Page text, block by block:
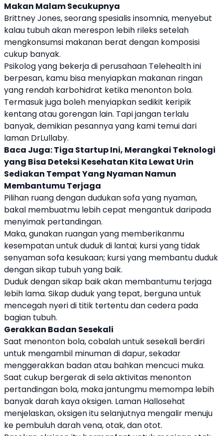
Makan Malam Secukupnya
Brittney Jones, seorang spesialis insomnia, menyebut
kalau tubuh akan merespon lebih rileks setelah
mengkonsumsi makanan berat dengan komposisi
cukup banyak.
Psikolog yang bekerja di perusahaan Telehealth ini
berpesan, kamu bisa menyiapkan makanan ringan
yang rendah karbohidrat ketika menonton bola.
Termasuk juga boleh menyiapkan sedikit keripik
kentang atau gorengan lain. Tapi jangan terlalu
banyak, demikian pesannya yang kami temui dari
laman DrLullaby.
Baca Juga:Tiga Startup Ini, Merangkai Teknologi
yang Bisa Deteksi Kesehatan Kita Lewat Urin
Sediakan Tempat Yang Nyaman Namun
Membantumu Terjaga
Pilihan ruang dengan dudukan sofa yang nyaman,
bakal membuatmu lebih cepat mengantuk daripada
menyimak pertandingan.
Maka, gunakan ruangan yang memberikanmu
kesempatan untuk duduk di lantai; kursi yang tidak
senyaman sofa kesukaan; kursi yang membantu duduk
dengan sikap tubuh yang baik.
Duduk dengan sikap baik akan membantumu terjaga
lebih lama. Sikap duduk yang tepat, berguna untuk
mencegah nyeri di titik tertentu dan cedera pada
bagian tubuh.
Gerakkan Badan Sesekali
Saat menonton bola, cobalah untuk sesekali berdiri
untuk mengambil minuman di dapur, sekadar
menggerakkan badan atau bahkan mencuci muka.
Saat cukup bergerak di sela aktivitas menonton
pertandingan bola, maka jantungmu memompa lebih
banyak darah kaya oksigen. Laman Hallosehat
menjelaskan, oksigen itu selanjutnya mengalir menuju
ke pembuluh darah vena, otak, dan otot.